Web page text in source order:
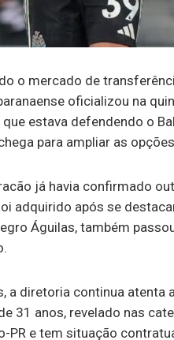
o mercado de
oficializou na
estava defendendo o
para ampliar as
já havia confirmado
adquirido após se
Águilas, também
a diretoria continua atenta
31 anos, revelado nas
e tem situação